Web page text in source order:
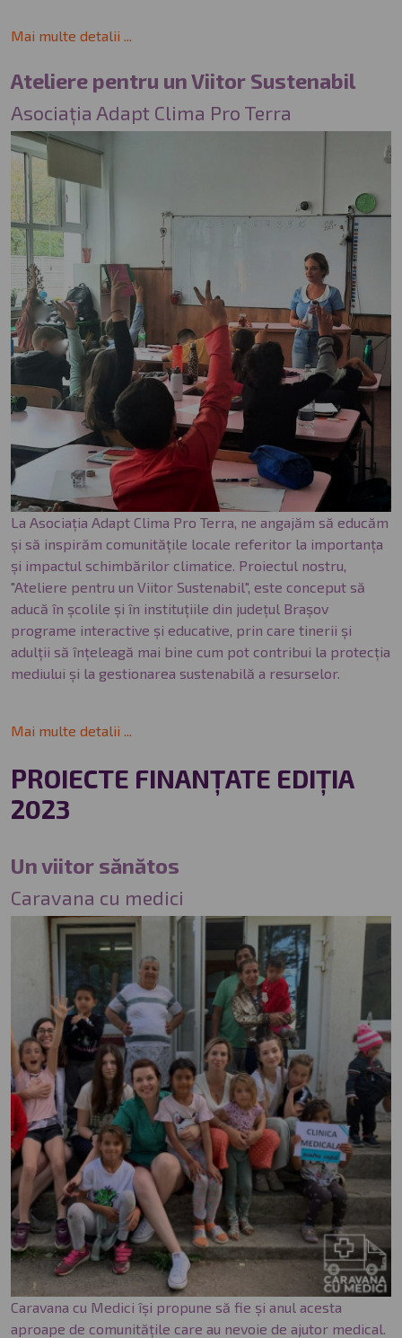
Mai multe detalii ...
Ateliere pentru un Viitor Sustenabil
Asociația Adapt Clima Pro Terra
La Asociația Adapt Clima Pro Terra, ne angajăm să educăm
și să inspirăm comunitățile locale referitor la importanța
și impactul schimbărilor climatice. Proiectul nostru,
"Ateliere pentru un Viitor Sustenabil", este conceput să
aducă în școlile și în instituțiile din județul Brașov
programe interactive și educative, prin care tinerii și
adulții să înțeleagă mai bine cum pot contribui la protecția
mediului și la gestionarea sustenabilă a resurselor.
Mai multe detalii ...
PROIECTE FINANȚATE EDIȚIA
2023
Un viitor sănătos
Caravana cu medici
Caravana cu Medici își propune să fie și anul acesta
aproape de comunitățile care au nevoie de ajutor medical.